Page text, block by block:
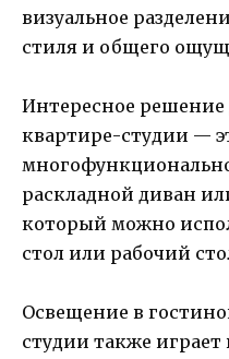
визуальное
стиля и общего
Интересное
квартире-студии —
раскладной диван
который можно
стол или рабочий
Освещение в
студии также